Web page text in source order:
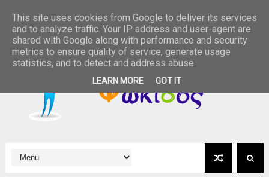
This site uses cookies from Google to deliver its services
and to analyze traffic. Your IP address and user-agent are
shared with Google along with performance and security
metrics to ensure quality of service, generate usage
statistics, and to detect and address abuse.
LEARN MORE GOT IT